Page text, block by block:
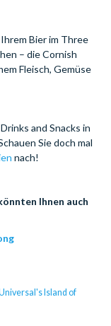
Bier im Three
– die Cornish
Fleisch, Gemüse
and Snacks in
Sie doch mal
nach!
Ihnen auch
Island of